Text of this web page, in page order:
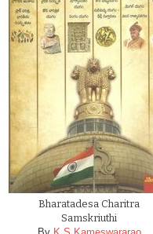
Bharatadesa Charitra
Samskriuthi